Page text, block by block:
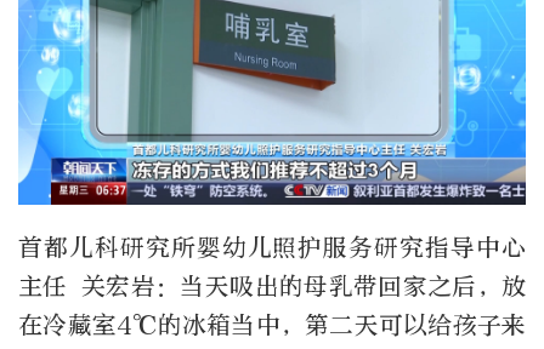
首都儿科研究所婴幼儿照护服务研究指导中心
主任 关宏岩：当天吸出的母乳带回家之后，放
在冷藏室4℃的冰箱当中，第二天可以给孩子来